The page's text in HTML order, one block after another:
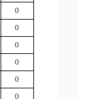
0
0
0
0
0
0